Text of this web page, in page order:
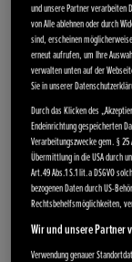
und unsere Partner verarbeiten
von Alle ablehnen oder durch
sind, erscheinen
erneut aufrufen, um Ihre
verwalten unten auf der
Sie in unserer
Durch das Klicken des
Endeinrichtung gespeicherten
Verarbeitungszwecke gem. § 25
Übermittlung in die USA durch
Art.49 Abs.1 S.1 lit.a DSGVO
bezogenen Daten durch US-
Rechtsbehelfsmöglichkeiten,
Wir und unsere Partner
Verwendung genauer